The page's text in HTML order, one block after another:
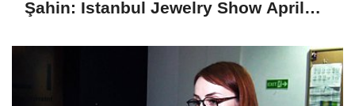
Şahin: Istanbul Jewelry Show April